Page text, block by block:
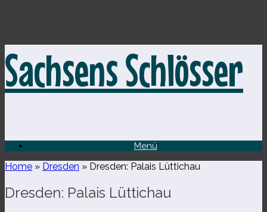
Inhalt
springen
Sachsens Schlösser
Menü
Home » Dresden » Dresden: Palais Lüttichau
Dresden: Palais Lüttichau